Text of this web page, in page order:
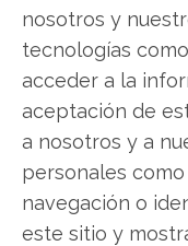
nosotros y
tecnologías
acceder a la
aceptación de
a nosotros y a
personales
navegación o
este sitio y